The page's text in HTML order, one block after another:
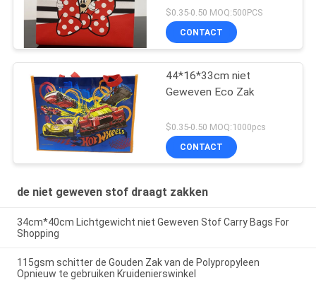
$0.35-0.50 MOQ:500PCS
CONTACT
44*16*33cm niet
Geweven Eco Zak
$0.35-0.50 MOQ:1000pcs
CONTACT
de niet geweven stof draagt zakken
34cm*40cm Lichtgewicht niet Geweven Stof Carry Bags For
Shopping
115gsm schitter de Gouden Zak van de Polypropyleen
Opnieuw te gebruiken Kruidenierswinkel